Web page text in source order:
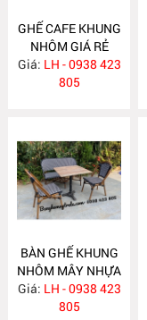
GHẾ CAFE KHUNG
NHÔM GIÁ RẺ
NH346
Giá: LH - 0938 423
805
BÀN GHẾ KHUNG
NHÔM MÂY NHỰA
NH343
Giá: LH - 0938 423
805